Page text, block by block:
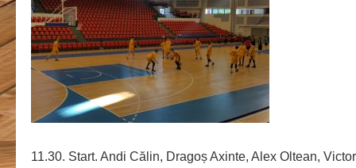
11.30. Start. Andi Călin, Dragoș Axinte, Alex Oltean,